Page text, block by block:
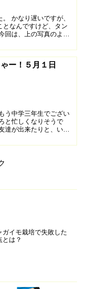
かなり遅いですが、
となんですけど、タン
回は、上の写真のよう
ー！５月１日
う中学三年生でござい
と忙しくなりそうで
が出来たりと、いい
イモ栽培で失敗した
とは？